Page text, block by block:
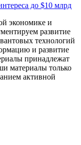
до $10 млрд
экономике и
развитие
технологий
и развитие
принадлежат
материалы только
активной